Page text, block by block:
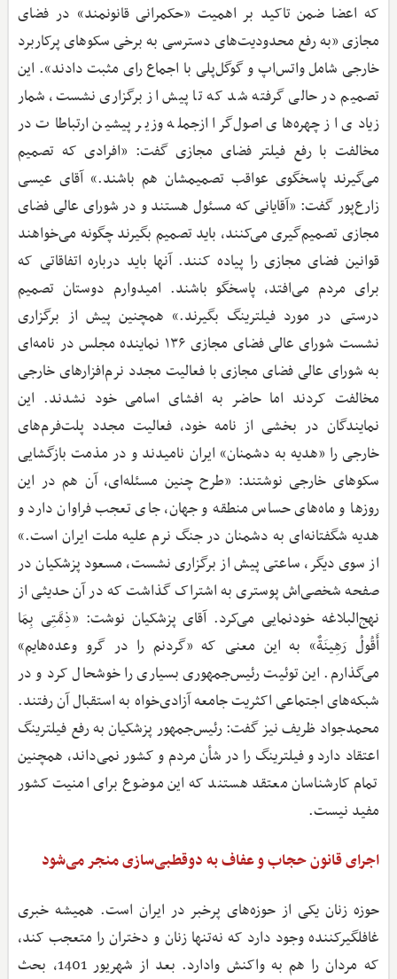
که اعضا ضمن تاکید بر اهمیت «حکمرانی قانونمند» در فضای
مجازی «به رفع محدودیت‌های دسترسی به برخی سکوهای پرکاربرد
خارجی شامل واتس‌اپ و گوگل‌پلی با اجماع رای مثبت دادند». این
تصمیم در حالی گرفته شد که تا پیش از برگزاری نشست، شمار
زیادی از چهره‌های اصول‌گرا ازجمله وزیر پیشین ارتباطات در
مخالفت با رفع فیلتر فضای مجازی گفت: «افرادی که تصمیم
می‌گیرند پاسخگوی عواقب تصمیمشان هم باشند.» آقای عیسی
زارع‌پور گفت: «آقایانی که مسئول هستند و در شورای عالی فضای
مجازی تصمیم‌گیری می‌کنند، باید تصمیم بگیرند چگونه می‌خواهند
قوانین فضای مجازی را پیاده کنند. آنها باید درباره اتفاقاتی که
برای مردم می‌افتد، پاسخگو باشند. امیدوارم دوستان تصمیم
درستی در مورد فیلترینگ بگیرند.» همچنین پیش از برگزاری
نشست شورای عالی فضای مجازی ۱۳۶ نماینده مجلس در نامه‌ای
به شورای عالی فضای مجازی با فعالیت مجدد نرم‌افزارهای خارجی
مخالفت کردند اما حاضر به افشای اسامی خود نشدند. این
نمایندگان در بخشی از نامه خود، فعالیت مجدد پلت‌فرم‌های
خارجی را «هدیه به دشمنان» ایران نامیدند و در مذمت بازگشایی
سکوهای خارجی نوشتند: «طرح چنین مسئله‌ای، آن هم در این
روزها و ماه‌های حساس منطقه و جهان، جای تعجب فراوان دارد و
هدیه شگفتانه‌ای به دشمنان در جنگ نرم علیه ملت ایران است.»
از سوی دیگر، ساعتی پیش از برگزاری نشست، مسعود پزشکیان در
صفحه شخصی‌اش پوستری به اشتراک گذاشت که در آن حدیثی از
نهج‌البلاغه خودنمایی می‌کرد. آقای پزشکیان نوشت: «ذِمَّتِی بِمَا
أَقُولُ رَهِینَةٌ» به این معنی که «گردنم را در گرو وعده‌هایم»
می‌گذارم. این توئیت رئیس‌جمهوری بسیاری را خوشحال کرد و در
شبکه‌های اجتماعی اکثریت جامعه آزادی‌خواه به استقبال آن رفتند.
محمدجواد ظریف نیز گفت: رئیس‌جمهور پزشکیان به رفع فیلترینگ
اعتقاد دارد و فیلترینگ را در شأن مردم و کشور نمی‌داند، همچنین
تمام کارشناسان معتقد هستند که این موضوع برای امنیت کشور
مفید نیست.
اجرای قانون حجاب و عفاف به دوقطبی‌سازی منجر می‌شود
حوزه زنان یکی از حوزه‌های پرخبر در ایران است. همیشه خبری
غافلگیرکننده وجود دارد که نه‌تنها زنان و دختران را متعجب کند،
که مردان را هم به واکنش وادارد. بعد از شهریور 1401، بحث